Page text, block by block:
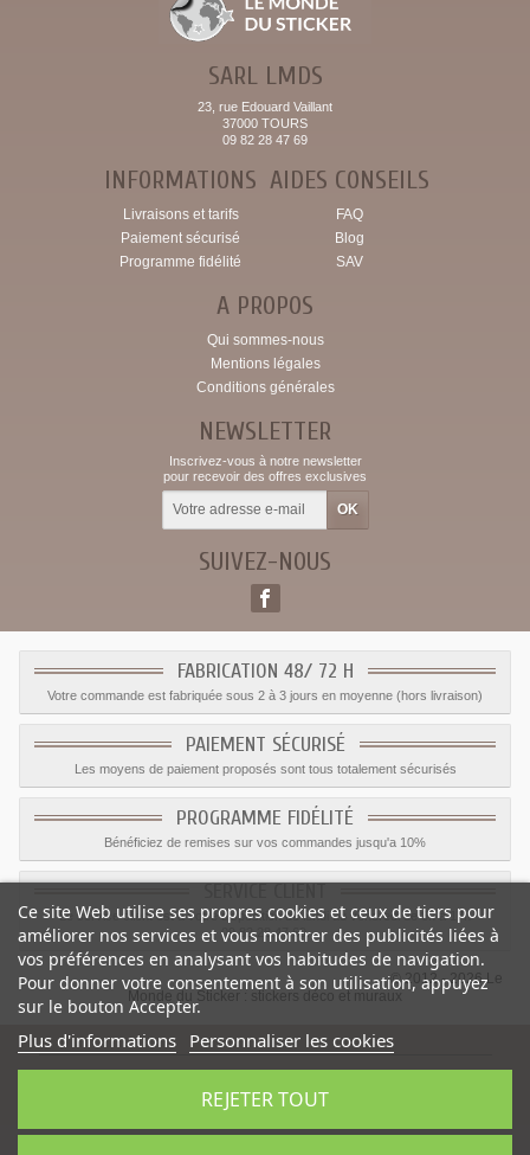
SARL LMDS
23, rue Edouard Vaillant
37000 TOURS
09 82 28 47 69
INFORMATIONS
Livraisons et tarifs
Paiement sécurisé
Programme fidélité
AIDES CONSEILS
FAQ
Blog
SAV
A PROPOS
Qui sommes-nous
Mentions légales
Conditions générales
NEWSLETTER
Inscrivez-vous à notre newsletter
pour recevoir des offres exclusives
SUIVEZ-NOUS
FABRICATION 48/ 72 H
Votre commande est fabriquée sous 2 à 3 jours en moyenne (hors livraison)
PAIEMENT SÉCURISÉ
Les moyens de paiement proposés sont tous totalement sécurisés
PROGRAMME FIDÉLITÉ
Bénéficiez de remises sur vos commandes jusqu'a 10%
Le service client est a votre disposition du lundi au vendredi de 8h à 17h
09.82.28.47.69.
© 2012 - 2026 Le
Monde du Sticker :
stickers déco et muraux
Sticker Pencarte western-Catégorie:Cowboy
Ce site Web utilise ses propres cookies et ceux de tiers pour
améliorer nos services et vous montrer des publicités liées à
vos préférences en analysant vos habitudes de navigation.
Pour donner votre consentement à son utilisation, appuyez
sur le bouton Accepter.
Plus d'informations Personnaliser les cookies
REJETER TOUT